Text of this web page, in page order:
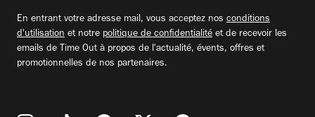
En entrant votre adresse mail, vous acceptez nos conditions
d'utilisation et notre politique de confidentialité et de recevoir les
emails de Time Out à propos de l'actualité, évents, offres et
promotionnelles de nos partenaires.